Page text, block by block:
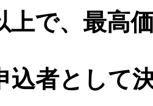
上で、最高
込者として